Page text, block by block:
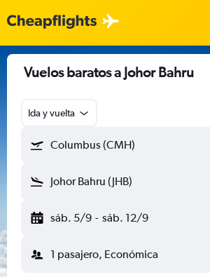
Vuelos baratos a Johor Bahru
Ida y vuelta
Columbus (CMH)
Johor Bahru (JHB)
sáb. 5/9 - sáb. 12/9
1 pasajero, Económica